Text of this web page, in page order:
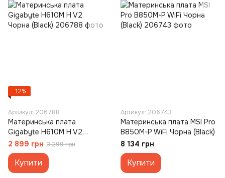
−12%
Артикул: 206788
Материнська плата
Gigabyte H610M H V2
Чорна (Black)
2 899 грн 3 299 грн
Купити
Артикул: 206743
Материнська плата MSI Pro
B850M-P WiFi Чорна (Black)
8 134 грн
Купити